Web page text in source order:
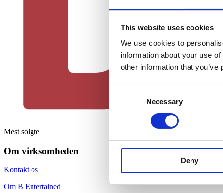
This website uses cookies
We use cookies to
information about your use
other information that
Necessary
Deny
Mest solgte
Om virksomheden
Kontakt os
Om B Entertained